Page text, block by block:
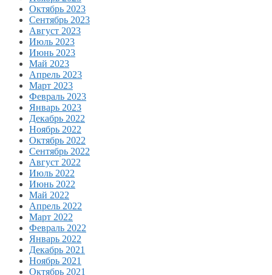
Октябрь 2023
Сентябрь 2023
Август 2023
Июль 2023
Июнь 2023
Май 2023
Апрель 2023
Март 2023
Февраль 2023
Январь 2023
Декабрь 2022
Ноябрь 2022
Октябрь 2022
Сентябрь 2022
Август 2022
Июль 2022
Июнь 2022
Май 2022
Апрель 2022
Март 2022
Февраль 2022
Январь 2022
Декабрь 2021
Ноябрь 2021
Октябрь 2021